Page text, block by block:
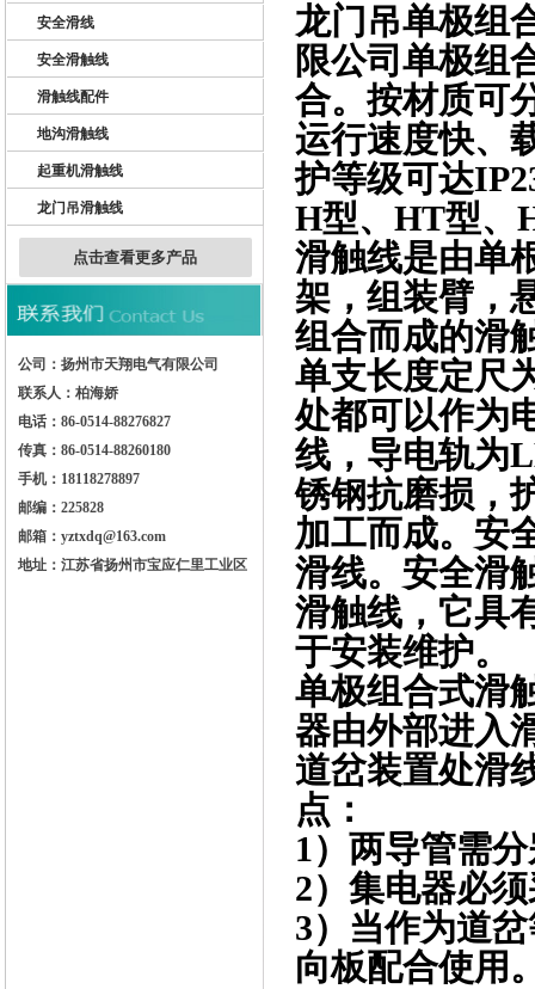
安全滑线
安全滑触线
滑触线配件
地沟滑触线
起重机滑触线
龙门吊滑触线
点击查看更多产品
公司：扬州市天翔电气有限公司
联系人：柏海娇
电话：86-0514-88276827
传真：86-0514-88260180
手机：18118278897
邮编：225828
邮箱：yztxdq@163.com
地址：江苏省扬州市宝应仁里工业区
龙门吊单极组
限公司单极组
合。按材质可
运行速度快、
护等级可达
H型、HT型、
滑触线是由单
架，组装臂，
组合而成的滑
单支长度定尺
处都可以作为
线，导电轨为
锈钢抗磨损，
加工而成。安
滑线。安全滑
滑触线，它具
于安装维护。
单极组合式滑
器由外部进入
道岔装置处滑
点：
1）两导管需
2）集电器必
3）当作为道
向板配合使用